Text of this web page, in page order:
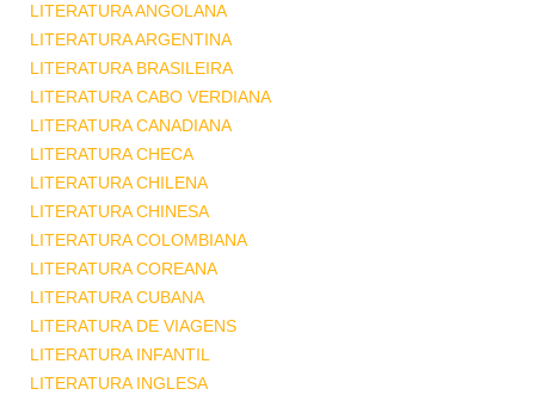
LITERATURA ANGOLANA
LITERATURA ARGENTINA
LITERATURA BRASILEIRA
LITERATURA CABO VERDIANA
LITERATURA CANADIANA
LITERATURA CHECA
LITERATURA CHILENA
LITERATURA CHINESA
LITERATURA COLOMBIANA
LITERATURA COREANA
LITERATURA CUBANA
LITERATURA DE VIAGENS
LITERATURA INFANTIL
LITERATURA INGLESA